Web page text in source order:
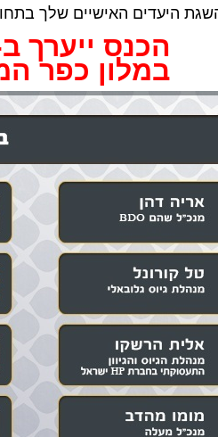
היעדים האישיים שלך
הכנס ייערך ב-
במלון כפר